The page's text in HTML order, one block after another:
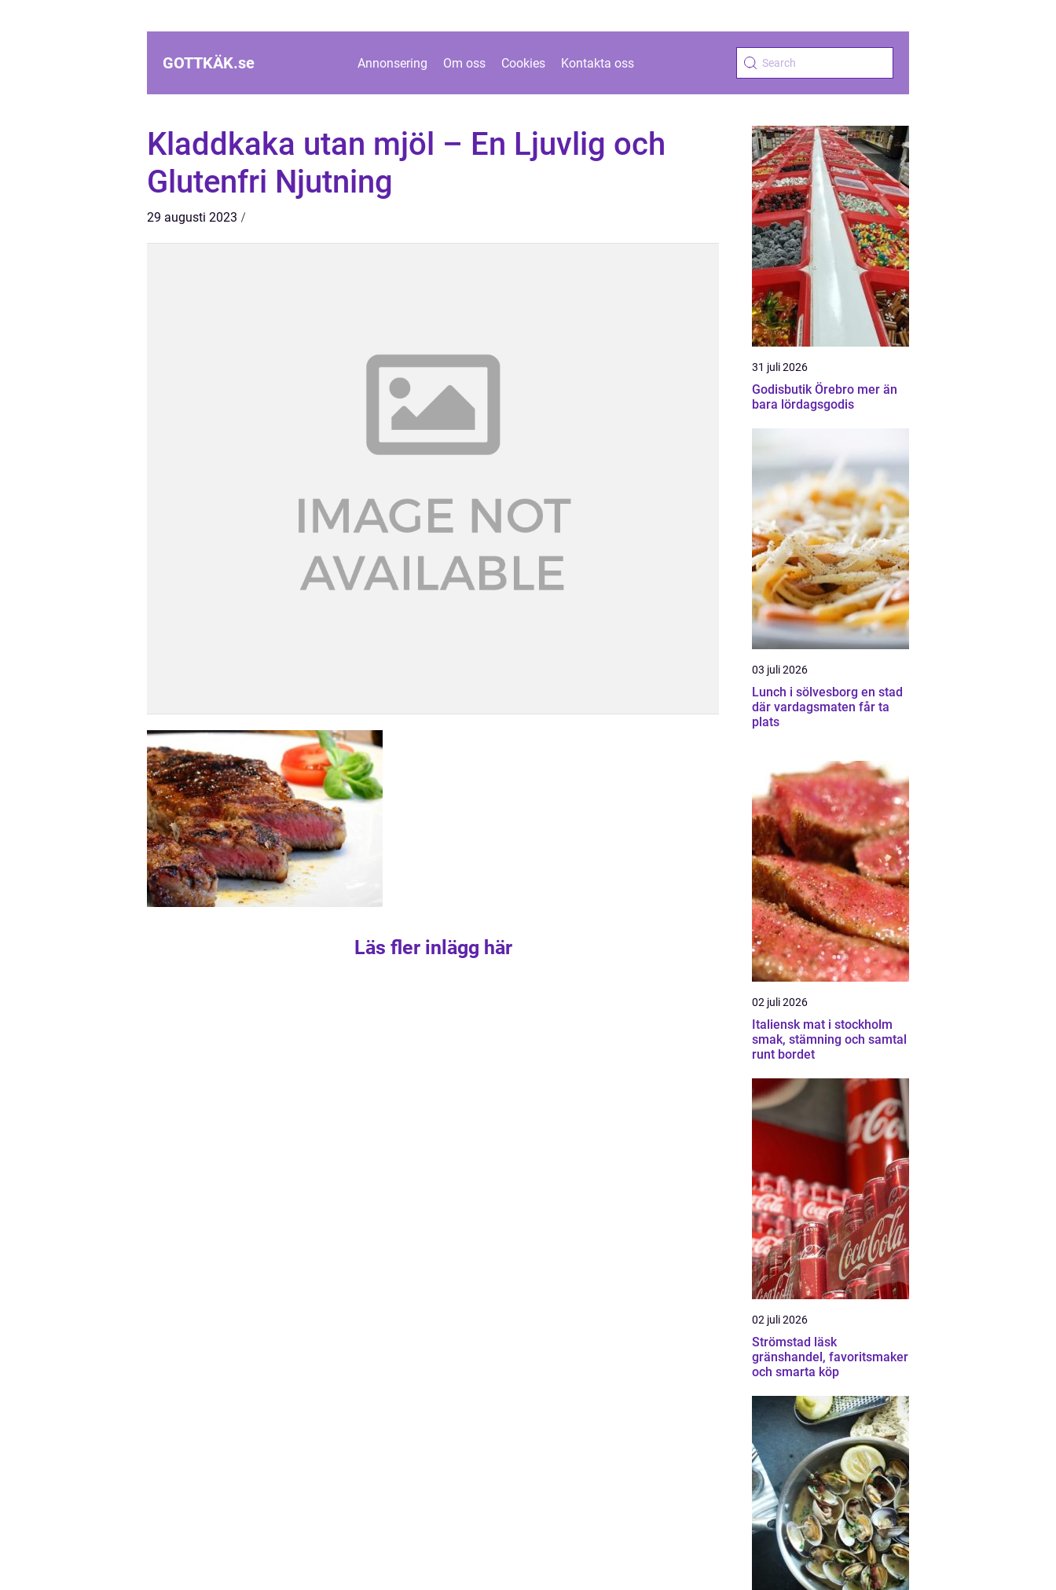
GOTTKÄK.se Annonsering Om oss Cookies Kontakta oss
Kladdkaka utan mjöl – En Ljuvlig och
Glutenfri Njutning
29 augusti 2023
Läs fler inlägg här
31 juli 2026
Godisbutik Örebro mer än
bara lördagsgodis
03 juli 2026
Lunch i sölvesborg en stad
där vardagsmaten får ta
plats
02 juli 2026
Italiensk mat i stockholm
smak, stämning och samtal
runt bordet
02 juli 2026
Strömstad läsk
gränshandel, favoritsmaker
och smarta köp